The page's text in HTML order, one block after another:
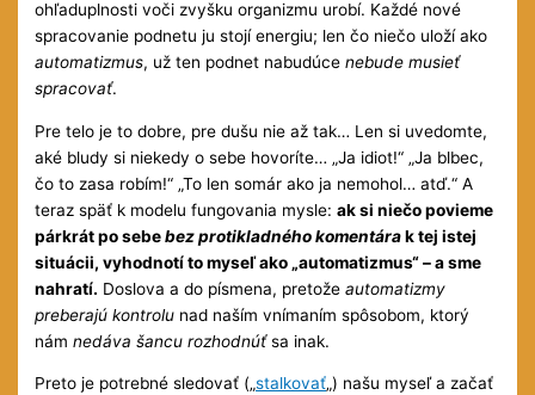
ohľaduplnosti voči zvyšku organizmu urobí. Každé nové
spracovanie podnetu ju stojí energiu; len čo niečo uloží ako
automatizmus, už ten podnet nabudúcenebude musieť
spracovať.
Pre telo je to dobre, pre dušu nie až tak… Len si uvedomte,
aké bludy si niekedy o sebe hovoríte… „Ja idiot!“ „Ja blbec,
čo to zasa robím!“ „To len somár ako ja nemohol… atď.“ A
teraz späť k modelu fungovania mysle:ak si niečo povieme
párkrát po sebebez protikladného komentárak tej istej
situácii, vyhodnotí to myseľ ako „automatizmus“ – a sme
nahratí. Doslova a do písmena, pretožeautomatizmy
preberajú kontrolu nad naším vnímaním spôsobom, ktorý
námnedáva šancu rozhodnúťsa inak.
Preto je potrebné sledovať („stalkovať„) našu myseľ a začať